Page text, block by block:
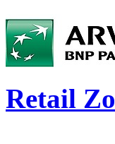
Retail